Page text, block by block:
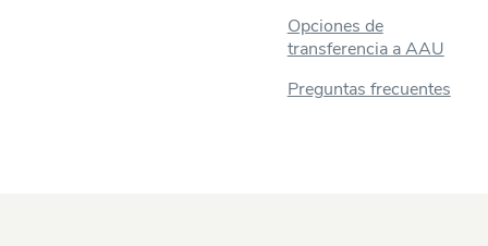
Opciones de
transferencia a AAU
Preguntas frecuentes